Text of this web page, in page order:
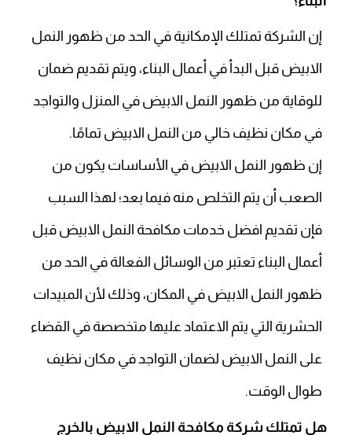
إن الشركة تمتلك الإمكانية في الحد من ظهور النمل
الابيض قبل البدأ في أعمال البناء، ويتم تقديم ضمان
للوقاية من ظهور النمل الابيض في المنزل والتواجد
في مكان نظيف خالي من النمل الابيض تمامًا.
إن ظهور النمل الابيض في الأساسات يكون من
الصعب أن يتم التخلص منه فيما بعد؛ لهذا السبب
فإن تقديم افضل خدمات مكافحة النمل الابيض قبل
أعمال البناء تعتبر من الوسائل الفعالة في الحد من
ظهور النمل الابيض في المكان، وذلك لأن المبيدات
الحشرية التي يتم الاعتماد عليها متخصصة في القضاء
على النمل الابيض لضمان التواجد في مكان نظيف
طوال الوقت.
هل تمتلك شركة مكافحة النمل الابيض بالخرج